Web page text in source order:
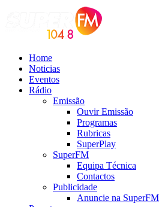
Home
Noticias
Eventos
Rádio
Emissão
Ouvir Emissão
Programas
Rubricas
SuperPlay
SuperFM
Equipa Técnica
Contactos
Publicidade
Anuncie na SuperFM